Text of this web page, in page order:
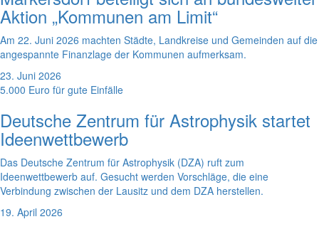
Aktion „Kommunen am Limit“
Am 22. Juni 2026 machten Städte, Landkreise und Gemeinden auf die
angespannte Finanzlage der Kommunen aufmerksam.
23. Juni 2026
5.000 Euro für gute Einfälle
Deutsche Zentrum für Astrophysik startet
Ideenwettbewerb
Das Deutsche Zentrum für Astrophysik (DZA) ruft zum
Ideenwettbewerb auf. Gesucht werden Vorschläge, die eine
Verbindung zwischen der Lausitz und dem DZA herstellen.
19. April 2026